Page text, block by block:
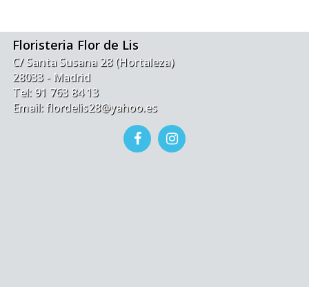
Floristeria Flor de Lis
C/ Santa Susana 28 (Hortaleza)
28033 - Madrid
Tel: 91 763 84 13
Email: flordelis28@yahoo.es